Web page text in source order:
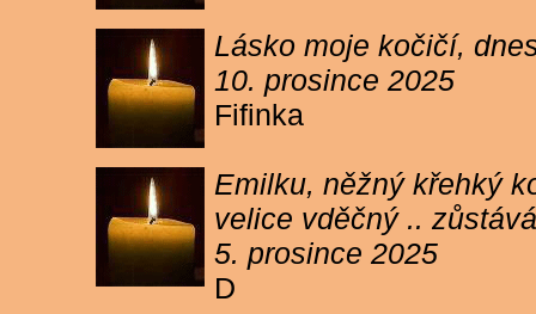
Lásko moje kočičí,
10. prosince 2025
Fifinka
Emilku, něžný křehký
velice vděčný ..
5. prosince 2025
D